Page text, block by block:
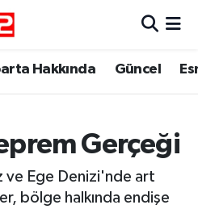
Hakkında Güncel
Gerçeği
ve Ege Denizi'nde art
bölge halkında endişe
Haritası
ve Fikstür